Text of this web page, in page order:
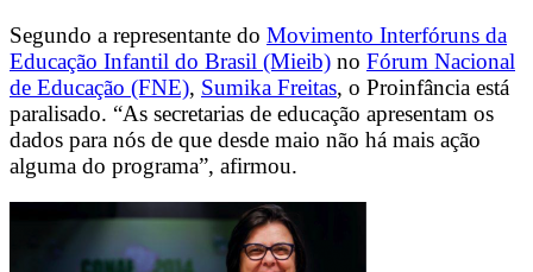
Segundo a representante do Movimento Interfóruns da
Educação Infantil do Brasil (Mieib) no Fórum Nacional
de Educação (FNE), Sumika Freitas, o Proinfância está
paralisado. “As secretarias de educação apresentam os
dados para nós de que desde maio não há mais ação
alguma do programa”, afirmou.